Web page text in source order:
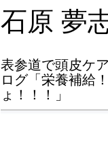
石原 夢
表参道で頭皮ケ
ログ「栄養補給
ょ！！！」